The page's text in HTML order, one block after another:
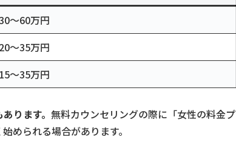
〜60万円
20〜35万円
15〜35万円
ります。 無料カウンセリングの際に「女性の料金プ
められる場合があります。